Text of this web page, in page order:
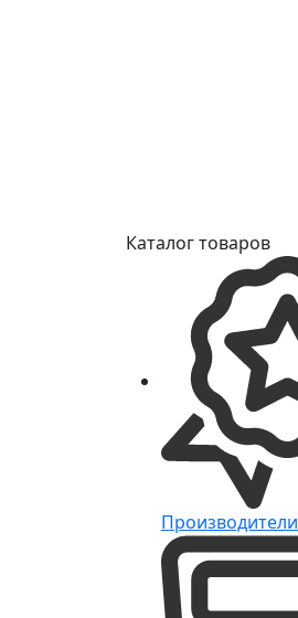
Каталог товаров
Производители